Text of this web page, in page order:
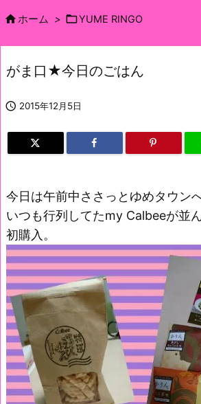
ホーム > YUME RINGO
がま口★今日のごはん
 2015年12月5日
今日は午前中ささっとゆめタウン
いつも行列してたmy Calbeeが並
初購入。